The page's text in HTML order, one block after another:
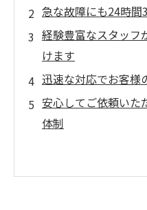
急な故障にも24時間
経験豊富なスタッフ
けます
迅速な対応でお客様
安心してご依頼いた
体制